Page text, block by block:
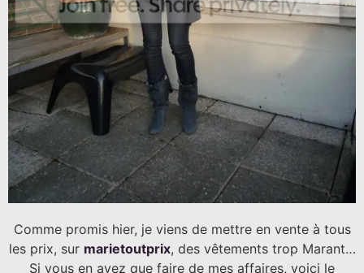
Comme promis hier, je viens de mettre en vente à tous
les prix, sur marietoutprix, des vêtements trop Marant…
Si vous en avez que faire de mes affaires, voici le